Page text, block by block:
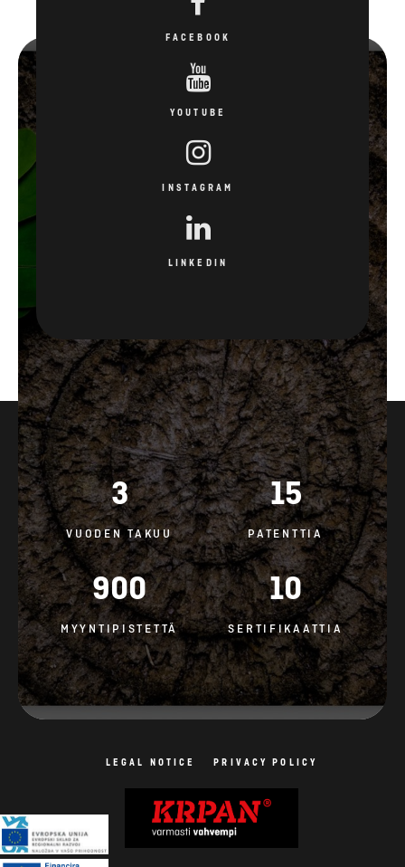
FACEBOOK
YOUTUBE
INSTAGRAM
LINKEDIN
3
VUODEN TAKUU
15
PATENTTIA
900
MYYNTIPISTETTÄ
10
SERTIFIKAATTIA
LEGAL NOTICE PRIVACY POLICY